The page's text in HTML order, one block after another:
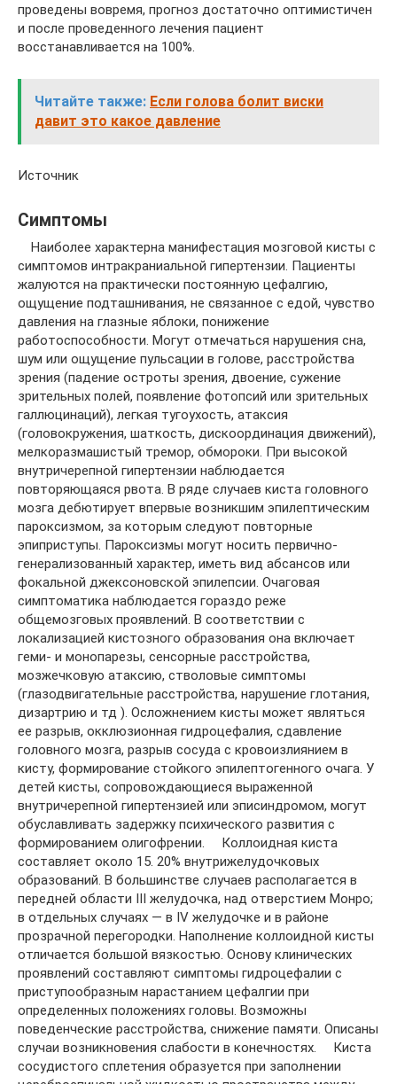
проведены вовремя, прогноз достаточно оптимистичен
и после проведенного лечения пациент
восстанавливается на 100%.
Читайте также: Если голова болит виски
давит это какое давление
Источник
Симптомы
Наиболее характерна манифестация мозговой кисты с
симптомов интракраниальной гипертензии. Пациенты
жалуются на практически постоянную цефалгию,
ощущение подташнивания, не связанное с едой, чувство
давления на глазные яблоки, понижение
работоспособности. Могут отмечаться нарушения сна,
шум или ощущение пульсации в голове, расстройства
зрения (падение остроты зрения, двоение, сужение
зрительных полей, появление фотопсий или зрительных
галлюцинаций), легкая тугоухость, атаксия
(головокружения, шаткость, дискоординация движений),
мелкоразмашистый тремор, обмороки. При высокой
внутричерепной гипертензии наблюдается
повторяющаяся рвота. В ряде случаев киста головного
мозга дебютирует впервые возникшим эпилептическим
пароксизмом, за которым следуют повторные
эпиприступы. Пароксизмы могут носить первично-
генерализованный характер, иметь вид абсансов или
фокальной джексоновской эпилепсии. Очаговая
симптоматика наблюдается гораздо реже
общемозговых проявлений. В соответствии с
локализацией кистозного образования она включает
геми- и монопарезы, сенсорные расстройства,
мозжечковую атаксию, стволовые симптомы
(глазодвигательные расстройства, нарушение глотания,
дизартрию и тд ). Осложнением кисты может являться
ее разрыв, окклюзионная гидроцефалия, сдавление
головного мозга, разрыв сосуда с кровоизлиянием в
кисту, формирование стойкого эпилептогенного очага. У
детей кисты, сопровождающиеся выраженной
внутричерепной гипертензией или эписиндромом, могут
обуславливать задержку психического развития с
формированием олигофрении. Коллоидная киста
составляет около 15. 20% внутрижелудочковых
образований. В большинстве случаев располагается в
передней области III желудочка, над отверстием Монро;
в отдельных случаях — в IV желудочке и в районе
прозрачной перегородки. Наполнение коллоидной кисты
отличается большой вязкостью. Основу клинических
проявлений составляют симптомы гидроцефалии с
приступообразным нарастанием цефалгии при
определенных положениях головы. Возможны
поведенческие расстройства, снижение памяти. Описаны
случаи возникновения слабости в конечностях. Киста
сосудистого сплетения образуется при заполнении